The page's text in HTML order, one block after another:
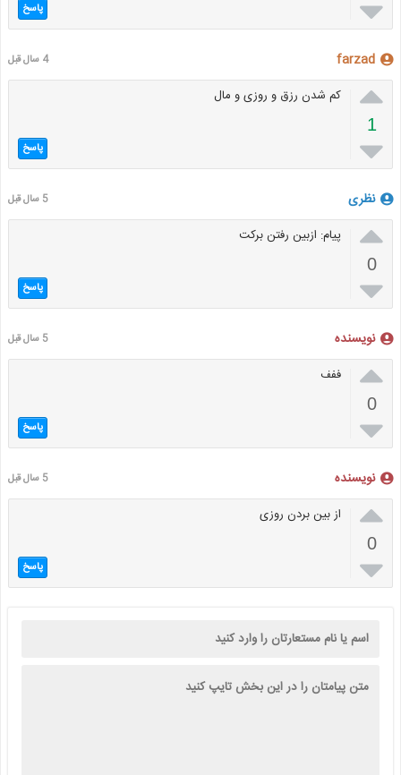
 پاسخ
farzad 4 سال قبل

1

کم شدن رزق و روزی و مال
پاسخ
نظری 5 سال قبل

0

پیام: ازبین رفتن برکت
پاسخ
نویسنده 5 سال قبل

0

ففف
پاسخ
نویسنده 5 سال قبل

0

از بین بردن روزی
پاسخ